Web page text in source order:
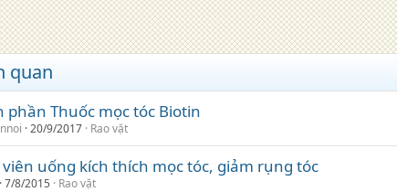
quan
phần Thuốc mọc tóc Biotin
20/9/2017 Rao vặt
uống kích thích mọc tóc, giảm rụng tóc
7/8/2015 Rao vặt